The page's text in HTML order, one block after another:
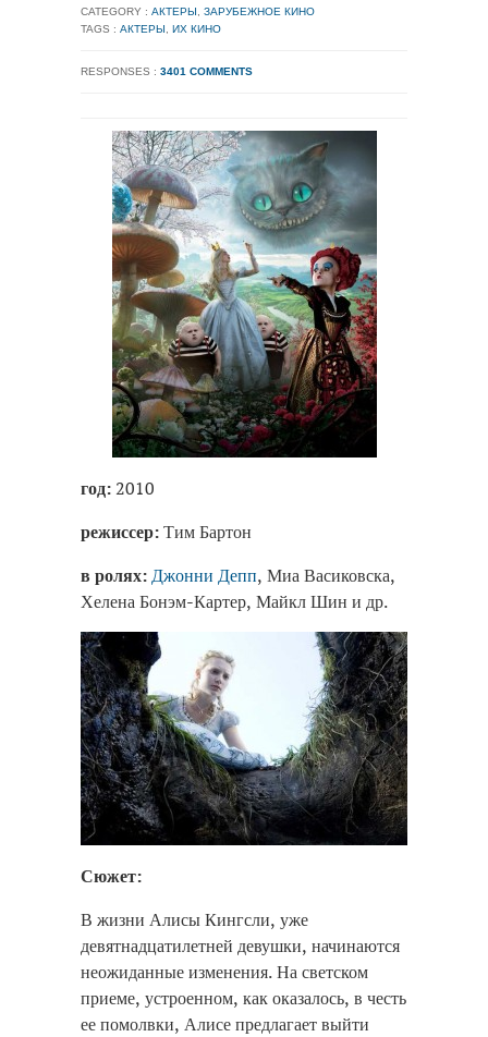
CATEGORY : АКТЕРЫ
ЗАРУБЕЖНОЕ КИНО
TAGS : АКТЕРЫ ИХ КИНО
RESPONSES : 3401 COMMENTS
год:2010
режиссер:Тим Бартон
в ролях:Джонни Депп, Миа Васиковска,
Хелена Бонэм-Картер, Майкл Шин и др.
Сюжет:
В жизни Алисы Кингсли, уже
девятнадцатилетней девушки, начинаются
неожиданные изменения. На светском
приеме, устроенном, как оказалось, в честь
ее помолвки, Алисе предлагает выйти